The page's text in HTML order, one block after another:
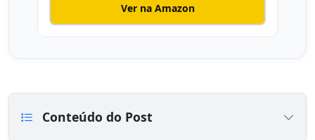
Ver na Amazon
Conteúdo do Post